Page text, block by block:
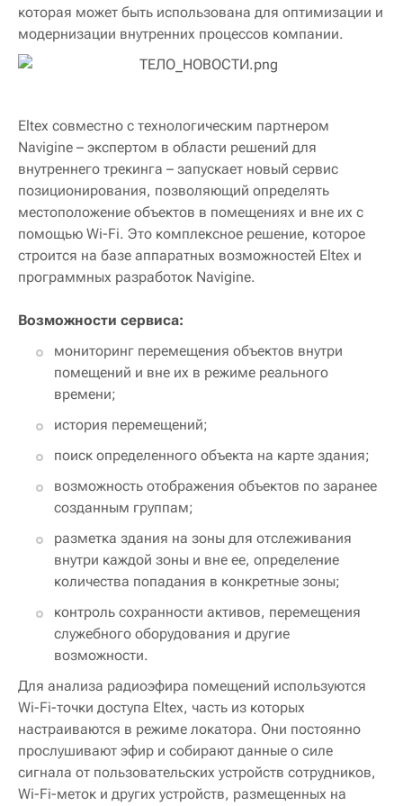
которая может быть использована для оптимизации и
модернизации внутренних процессов компании.
Eltex совместно с технологическим партнером
Navigine – экспертом в области решений для
внутреннего трекинга – запускает новый сервис
позиционирования, позволяющий определять
местоположение объектов в помещениях и вне их с
помощью Wi-Fi. Это комплексное решение, которое
строится на базе аппаратных возможностей Eltex и
программных разработок Navigine.
Возможности сервиса:
мониторинг перемещения объектов внутри
помещений и вне их в режиме реального
времени;
история перемещений;
поиск определенного объекта на карте здания;
возможность отображения объектов по заранее
созданным группам;
разметка здания на зоны для отслеживания
внутри каждой зоны и вне ее, определение
количества попадания в конкретные зоны;
контроль сохранности активов, перемещения
служебного оборудования и другие
возможности.
Для анализа радиоэфира помещений используются
Wi-Fi-точки доступа Eltex, часть из которых
настраиваются в режиме локатора. Они постоянно
прослушивают эфир и собирают данные о силе
сигнала от пользовательских устройств сотрудников,
Wi-Fi-меток и других устройств, размещенных на